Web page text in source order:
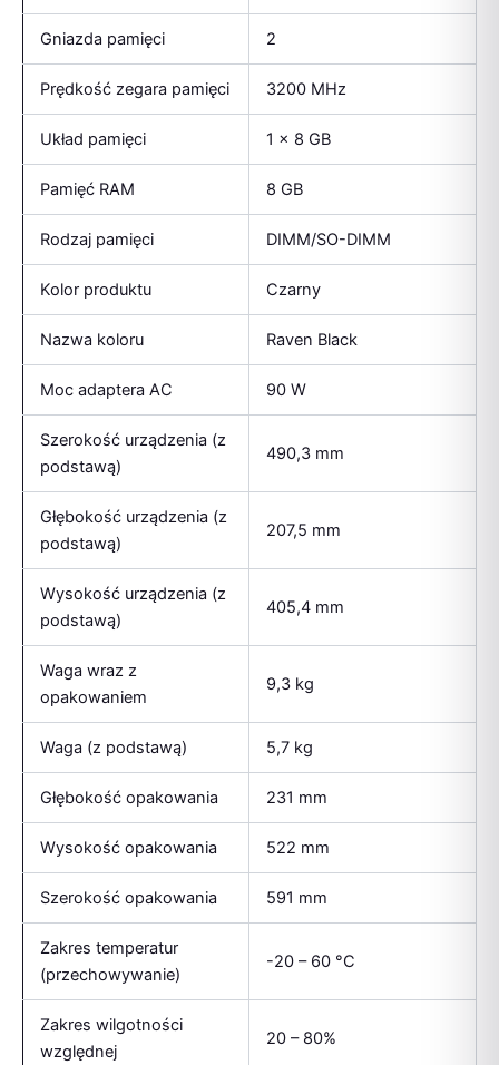
Gniazda pamięci 2
Prędkość zegara pamięci 3200 MHz
Układ pamięci 1 x 8 GB
Pamięć RAM 8 GB
Rodzaj pamięci DIMM/SO-DIMM
Kolor produktu Czarny
Nazwa koloru Raven Black
Moc adaptera AC 90 W
Szerokość urządzenia (z
podstawą)
490,3 mm
Głębokość urządzenia (z
podstawą)
207,5 mm
Wysokość urządzenia (z
podstawą)
405,4 mm
Waga wraz z
opakowaniem
9,3 kg
Waga (z podstawą) 5,7 kg
Głębokość opakowania 231 mm
Wysokość opakowania 522 mm
Szerokość opakowania 591 mm
Zakres temperatur
(przechowywanie)
-20 – 60 °C
Zakres wilgotności
względnej
20 – 80%